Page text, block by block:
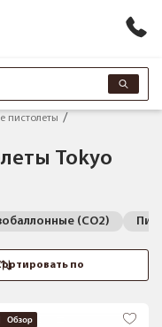
пистолеты
Tokyo
(CO2)